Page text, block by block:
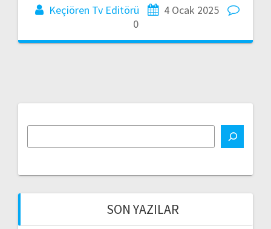
Keçiören Tv Editörü
4 Ocak 2025
0
SON YAZILAR